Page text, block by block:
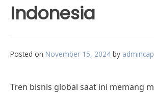
Indonesia
Posted on November 15, 2024 by admincap
Tren bisnis global saat ini memang